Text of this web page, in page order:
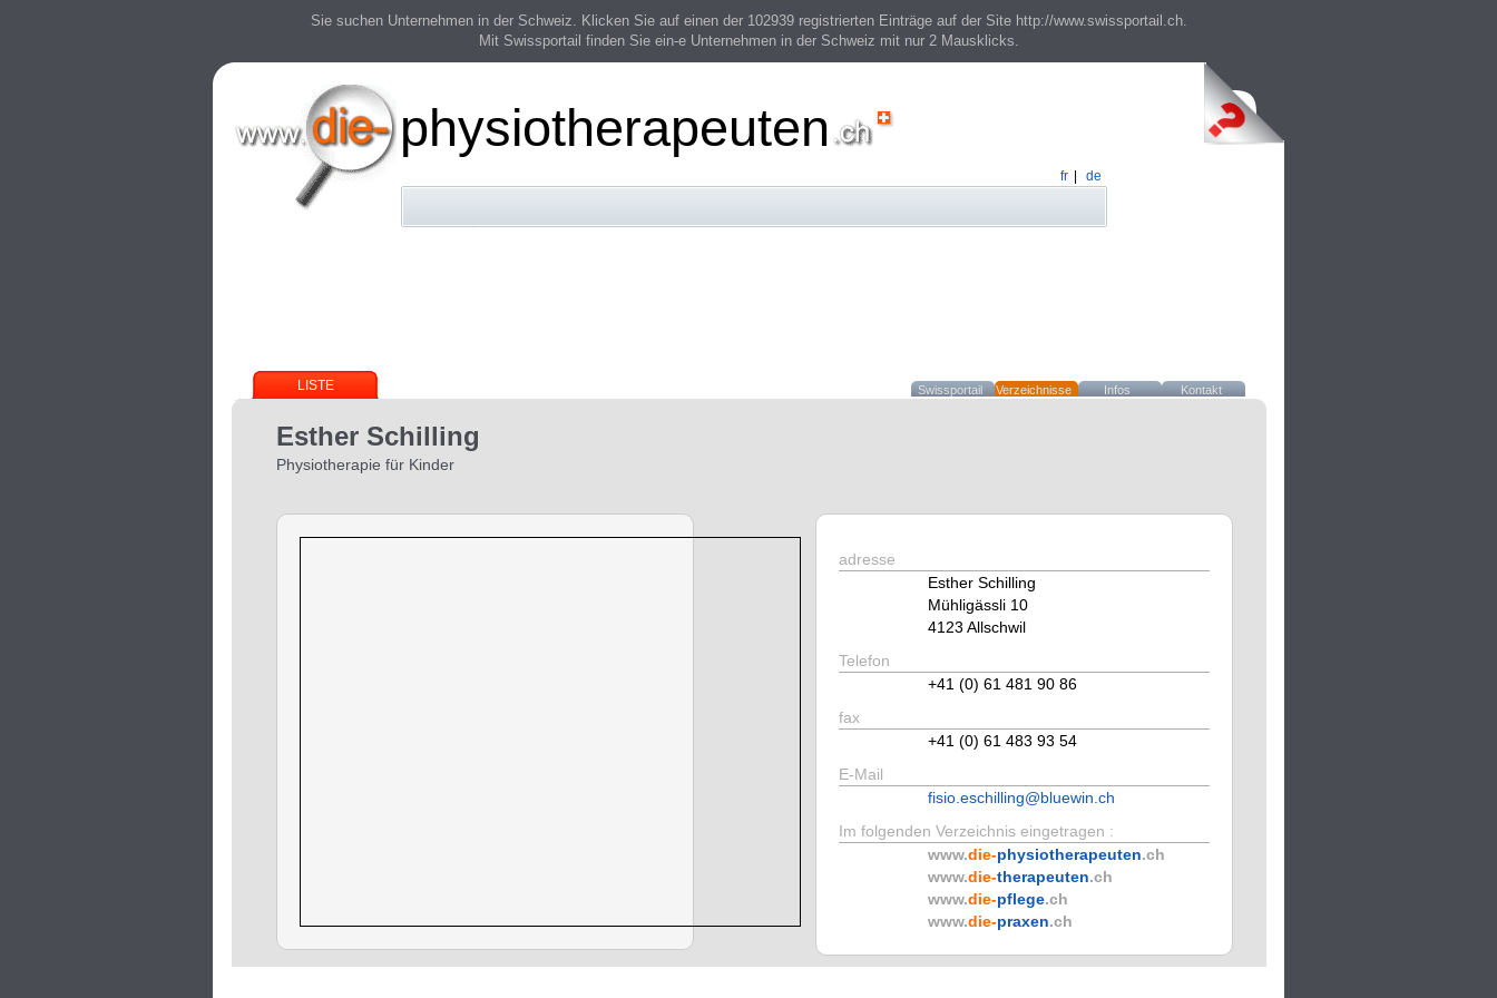
Sie suchen Unternehmen in der Schweiz. Klicken Sie auf einen der 102939 registrierten Einträge auf der Site http://www.swissportail.ch.
Mit Swissportail finden Sie ein-e Unternehmen in der Schweiz mit nur 2 Mausklicks.
physiotherapeuten
fr de
LISTE Swissportail Verzeichnisse Infos Kontakt
Esther Schilling
Physiotherapie für Kinder
adresse
Esther Schilling
Mühligässli 10
4123 Allschwil
Telefon
+41 (0) 61 481 90 86
fax
+41 (0) 61 483 93 54
E-Mail
fisio.eschilling@bluewin.ch
Im folgenden Verzeichnis eingetragen :
www.die-physiotherapeuten.ch
www.die-therapeuten.ch
www.die-pflege.ch
www.die-praxen.ch